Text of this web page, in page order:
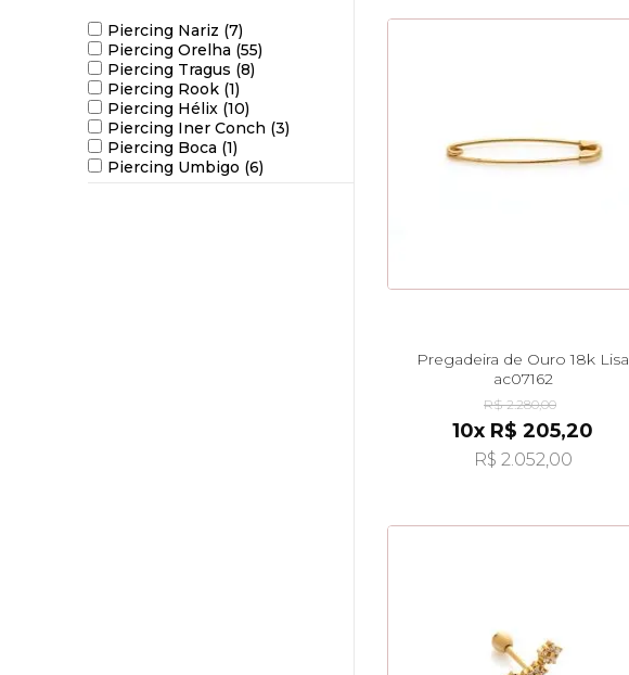
Piercing Nariz (7)
Piercing Orelha (55)
Piercing Tragus (8)
Piercing Rook (1)
Piercing Hélix (10)
Piercing Iner Conch (3)
Piercing Boca (1)
Piercing Umbigo (6)
Pregadeira de Ouro 18k Lisa
ac07162
R$ 2.280,00
10x R$ 205,20
R$ 2.052,00